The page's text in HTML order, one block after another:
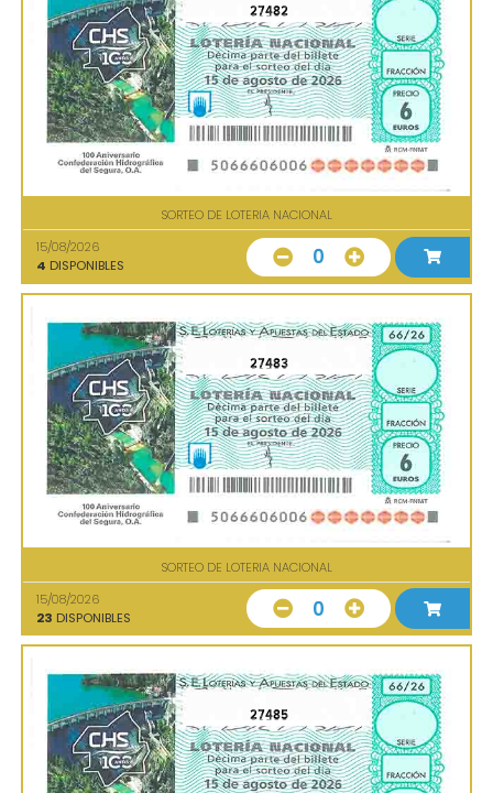
27482
SORTEO DE LOTERIA NACIONAL
15/08/2026
4 DISPONIBLES 0
27483
SORTEO DE LOTERIA NACIONAL
15/08/2026
23 DISPONIBLES 0
27485